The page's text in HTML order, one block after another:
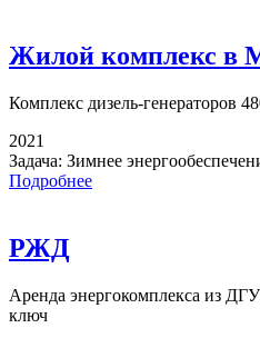
Жилой комплекс в
Комплекс дизель-генераторов
2021
Задача: Зимнее
Подробнее
РЖД
Аренда энергокомплекса из
ключ